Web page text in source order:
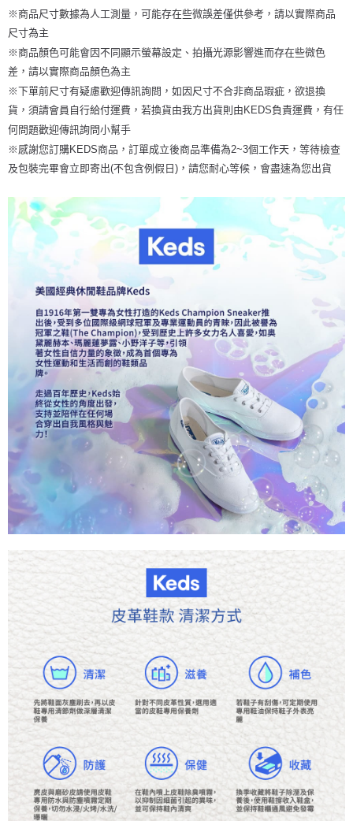
※商品尺寸數據為人工測量，可能存在些微誤差僅供參考，請以實際商品
尺寸為主
※商品顏色可能會因不同顯示螢幕設定、拍攝光源影響進而存在些微色
差，請以實際商品顏色為主
※下單前尺寸有疑慮歡迎傳訊詢問，如因尺寸不合非商品瑕疵，欲退換
貨，須請會員自行給付運費，若換貨由我方出貨則由KEDS負責運費，有任
何問題歡迎傳訊詢問小幫手
※感謝您訂購KEDS商品，訂單成立後商品準備為2~3個工作天，等待檢查
及包裝完畢會立即寄出(不包含例假日)，請您耐心等候，會盡速為您出貨